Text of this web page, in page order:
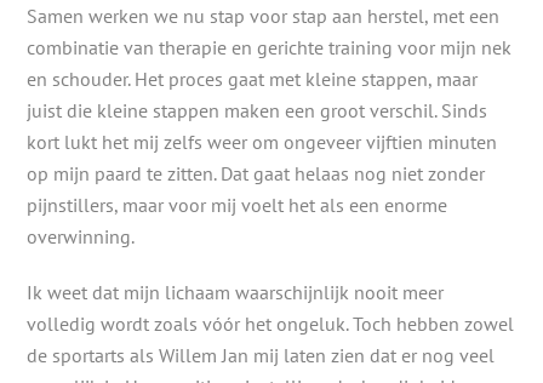
Samen werken we nu stap voor stap aan herstel, met een
combinatie van therapie en gerichte training voor mijn nek
en schouder. Het proces gaat met kleine stappen, maar
juist die kleine stappen maken een groot verschil. Sinds
kort lukt het mij zelfs weer om ongeveer vijftien minuten
op mijn paard te zitten. Dat gaat helaas nog niet zonder
pijnstillers, maar voor mij voelt het als een enorme
overwinning.
Ik weet dat mijn lichaam waarschijnlijk nooit meer
volledig wordt zoals vóór het ongeluk. Toch hebben zowel
de sportarts als Willem Jan mij laten zien dat er nog veel